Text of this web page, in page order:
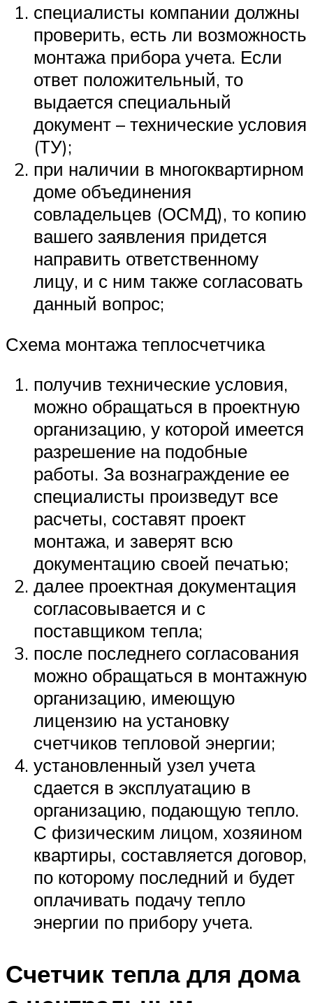
специалисты компании должны
проверить, есть ли возможность
монтажа прибора учета. Если
ответ положительный, то
выдается специальный
документ – технические условия
(ТУ);
при наличии в многоквартирном
доме объединения
совладельцев (ОСМД), то копию
вашего заявления придется
направить ответственному
лицу, и с ним также согласовать
данный вопрос;
Схема монтажа теплосчетчика
получив технические условия,
можно обращаться в проектную
организацию, у которой имеется
разрешение на подобные
работы. За вознаграждение ее
специалисты произведут все
расчеты, составят проект
монтажа, и заверят всю
документацию своей печатью;
далее проектная документация
согласовывается и с
поставщиком тепла;
после последнего согласования
можно обращаться в монтажную
организацию, имеющую
лицензию на установку
счетчиков тепловой энергии;
установленный узел учета
сдается в эксплуатацию в
организацию, подающую тепло.
С физическим лицом, хозяином
квартиры, составляется договор,
по которому последний и будет
оплачивать подачу тепло
энергии по прибору учета.
Счетчик тепла для дома